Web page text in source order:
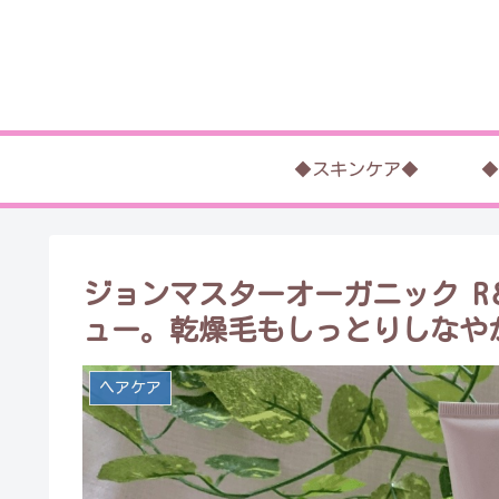
◆スキンケア◆ ◆
ジョンマスターオーガニック
ュー。乾燥毛もしっとりしなや
ヘアケア